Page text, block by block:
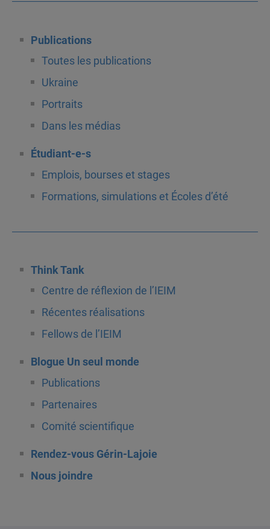
Publications
Toutes les publications
Ukraine
Portraits
Dans les médias
Étudiant-e-s
Emplois, bourses et stages
Formations, simulations et Écoles d’été
Think Tank
Centre de réflexion de l’IEIM
Récentes réalisations
Fellows de l’IEIM
Blogue Un seul monde
Publications
Partenaires
Comité scientifique
Rendez-vous Gérin-Lajoie
Nous joindre